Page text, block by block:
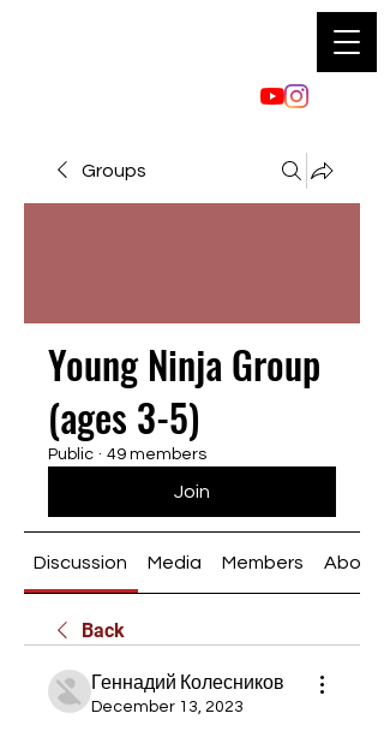
Groups
Young Ninja Group
(ages 3-5)
Public · 49 members
Join
Discussion Media Members About
Back
Геннадий Колесников
December 13, 2023